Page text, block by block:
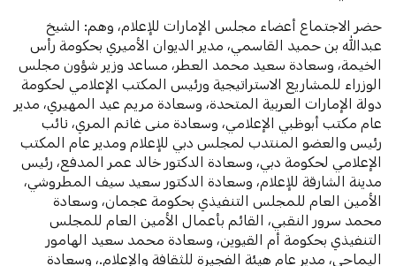
حضر الاجتماع أعضاء مجلس الإمارات للإعلام، وهم: الشيخ
عبدالله بن حميد القاسمي، مدير الديوان الأميري بحكومة رأس
الخيمة، وسعادة سعيد محمد العطر، مساعد وزير شؤون مجلس
الوزراء للمشاريع الاستراتيجية ورئيس المكتب الإعلامي لحكومة
دولة الإمارات العربية المتحدة، وسعادة مريم عيد المهيري، مدير
عام مكتب أبوظبي الإعلامي، وسعادة منى غانم المري، نائب
رئيس والعضو المنتدب لمجلس دبي للإعلام ومدير عام المكتب
الإعلامي لحكومة دبي، وسعادة الدكتور خالد عمر المدفع، رئيس
مدينة الشارقة للإعلام، وسعادة الدكتور سعيد سيف المطروشي،
الأمين العام للمجلس التنفيذي بحكومة عجمان، وسعادة
محمد سرور النقبي، القائم بأعمال الأمين العام للمجلس
التنفيذي بحكومة أم القيوين، وسعادة محمد سعید الھامور
الیماحي، مدير عام هيئة الفجيرة للثقافة والإعلام.، وسعادة